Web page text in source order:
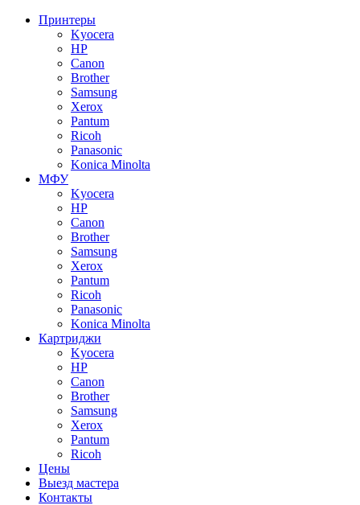
Принтеры
Kyocera
HP
Canon
Brother
Samsung
Xerox
Pantum
Ricoh
Panasonic
Konica Minolta
МФУ
Kyocera
HP
Canon
Brother
Samsung
Xerox
Pantum
Ricoh
Panasonic
Konica Minolta
Картриджи
Kyocera
HP
Canon
Brother
Samsung
Xerox
Pantum
Ricoh
Цены
Выезд мастера
Контакты